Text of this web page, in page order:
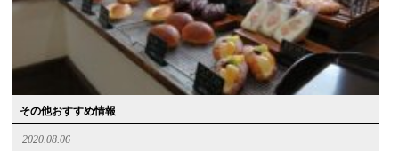
その他おすすめ情報
2020.08.06